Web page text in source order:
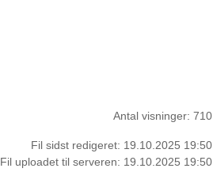
Antal visninger: 710
Fil sidst redigeret: 19.10.2025 19:50
Fil uploadet til serveren: 19.10.2025 19:50